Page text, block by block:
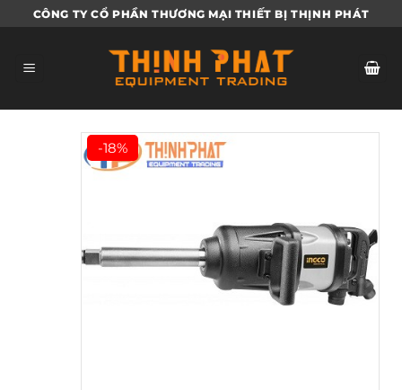
qua
dung
CÔNG TY CỔ PHẦN THƯƠNG MẠI THIẾT BỊ THỊNH PHÁT
-18%